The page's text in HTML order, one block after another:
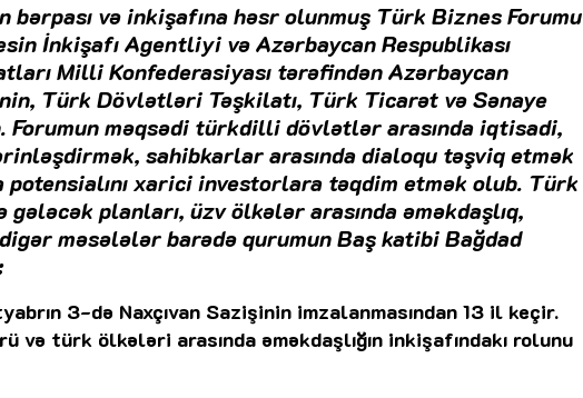
bərpası və inkişafına həsr olunmuş Türk Biznes Forumu
İnkişafı Agentliyi və Azərbaycan Respublikası
Milli Konfederasiyası tərəfindən Azərbaycan
Türk Dövlətləri Təşkilatı, Türk Ticarət və Sənaye
Forumun məqsədi türkdilli dövlətlər arasında iqtisadi,
sahibkarlar arasında dialoqu təşviq etmək
potensialını xarici investorlara təqdim etmək olub. Türk
planları, üzv ölkələr arasında əməkdaşlıq,
məsələlər barədə qurumun Baş katibi Bağdad
3-də Naxçıvan Sazişinin imzalanmasından 13 il keçir.
və türk ölkələri arasında əməkdaşlığın inkişafındakı rolunu